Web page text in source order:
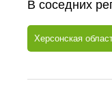
В соседних
Херсонская